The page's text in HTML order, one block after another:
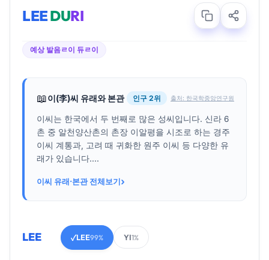
LEEDURI
예상 발음ㄹ이 듀ㄹ이
📖이(李)씨 유래와 본관 인구 2위 출처: 한국학중앙연구원
이씨는 한국에서 두 번째로 많은 성씨입니다. 신라 6
촌 중 알천양산촌의 촌장 이알평을 시조로 하는 경주
이씨 계통과, 고려 때 귀화한 원주 이씨 등 다양한 유
래가 있습니다....
이씨 유래·본관 전체보기›
LEE ✓LEE99% YI1%